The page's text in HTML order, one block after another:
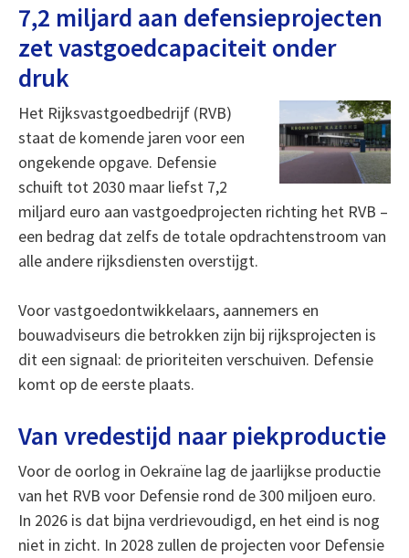
7,2 miljard aan defensieprojecten
zet vastgoedcapaciteit onder
druk
Het Rijksvastgoedbedrijf (RVB)
staat de komende jaren voor een
ongekende opgave. Defensie
schuift tot 2030 maar liefst 7,2
miljard euro aan vastgoedprojecten richting het RVB –
een bedrag dat zelfs de totale opdrachtenstroom van
alle andere rijksdiensten overstijgt.
Voor vastgoedontwikkelaars, aannemers en
bouwadviseurs die betrokken zijn bij rijksprojecten is
dit een signaal: de prioriteiten verschuiven. Defensie
komt op de eerste plaats.
Van vredestijd naar piekproductie
Voor de oorlog in Oekraïne lag de jaarlijkse productie
van het RVB voor Defensie rond de 300 miljoen euro.
In 2026 is dat bijna verdrievoudigd, en het eind is nog
niet in zicht. In 2028 zullen de projecten voor Defensie